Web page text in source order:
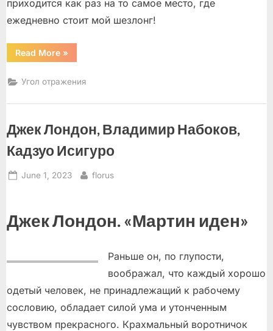
приходится как раз на то самое место, где
ежедневно стоит мой шезлонг!
Read More“Не
могу
»
Угол отражения
Джек Лондон, Владимир Набоков,
Кадзуо Исигуро
Posted
June 1, 2023 By
florus
Джек Лондон. «Мартин иден»
Раньше он, по глупости,
воображал, что каждый хорошо
одетый человек, не принадлежащий к рабочему
сословию, обладает силой ума и утонченным
чувством прекрасного. Крахмальный воротничок